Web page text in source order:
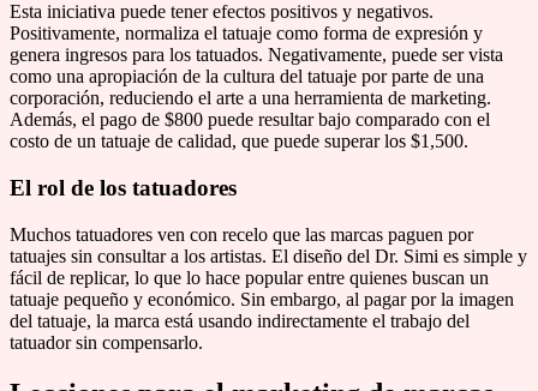
Esta iniciativa puede tener efectos positivos y negativos.
Positivamente, normaliza el tatuaje como forma de expresión y
genera ingresos para los tatuados. Negativamente, puede ser vista
como una apropiación de la cultura del tatuaje por parte de una
corporación, reduciendo el arte a una herramienta de marketing.
Además, el pago de $800 puede resultar bajo comparado con el
costo de un tatuaje de calidad, que puede superar los $1,500.
El rol de los tatuadores
Muchos tatuadores ven con recelo que las marcas paguen por
tatuajes sin consultar a los artistas. El diseño del Dr. Simi es simple y
fácil de replicar, lo que lo hace popular entre quienes buscan un
tatuaje pequeño y económico. Sin embargo, al pagar por la imagen
del tatuaje, la marca está usando indirectamente el trabajo del
tatuador sin compensarlo.